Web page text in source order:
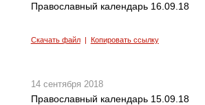
Православный календарь 16.09.18
Скачать файл| Копировать ссылку
14 сентября 2018
Православный календарь 15.09.18